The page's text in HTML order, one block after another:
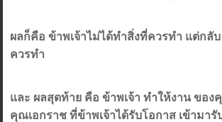
ผลก็คือ ข้าพเจ้าไม่ได้ทำสิ่งที่ควรทำ แต่กลั
ควรทำ
และ ผลสุดท้าย คือ ข้าพเจ้า ทำให้งาน ข
คุณเอกราช ที่ข้าพเจ้าได้รับโอกาส เข้ามา